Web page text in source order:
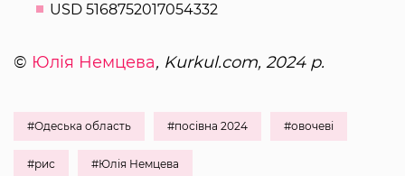
USD 5168752017054332
© Юлія Немцева, Kurkul.com, 2024 р.
#Одеська область #посівна 2024 #овочеві
#рис #Юлія Немцева